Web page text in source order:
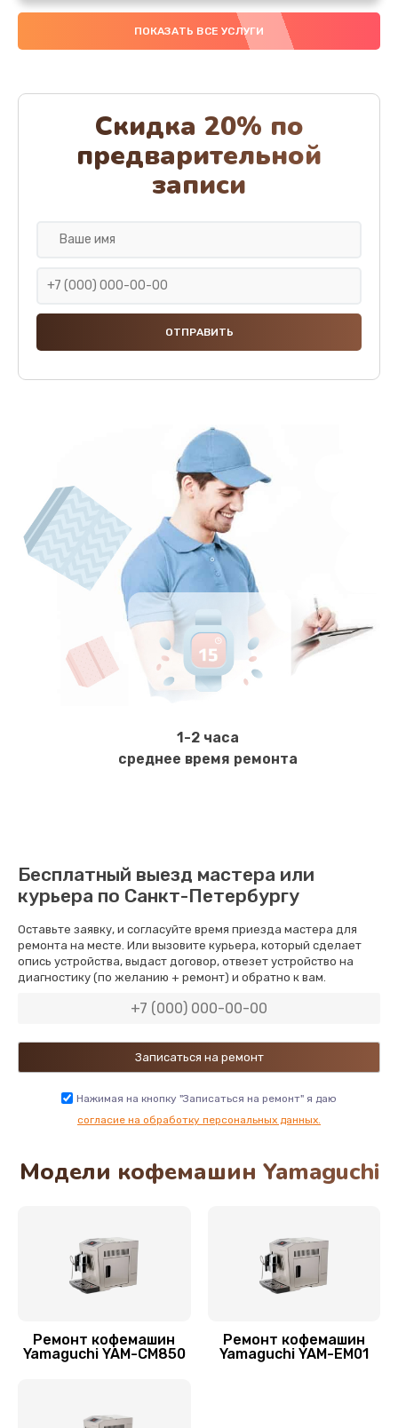
Полная чистка
Заказать
Ремонт или замена проводки
700 руб.
Заказать
Замена ТЭНа кофемашины Yamaguchi
Замена резервуара с водой
Замена насадок
600 руб.
Заказать
Удаление засора
600 руб.
Заказать
Замена уплотнителей
600 руб.
Чистка гидросистемы
600 руб.
Замена или ремонт насоса
1600 руб.
Заказать
Замена сетевого шнура
1000 руб.
Заказать
Замена или ремонт модуля управления
Замена датчика уровня воды
ПОКАЗАТЬ ВСЕ УСЛУГИ
Скидка 20% по
предварительной
записи
1-2 часа
среднее время ремонта
Бесплатный выезд мастера или
курьера по Санкт-Петербургу
Оставьте заявку, и согласуйте время приезда мастера для
ремонта на месте. Или вызовите курьера, который сделает
опись устройства, выдаст договор, отвезет устройство на
диагностику (по желанию + ремонт) и обратно к вам.
Нажимая на кнопку "Записаться на ремонт" я даю
согласие на обработку персональных данных.
Модели кофемашин Yamaguchi
Ремонт кофемашин
Yamaguchi YAM-CM850
Ремонт кофемашин
Yamaguchi YAM-EM01